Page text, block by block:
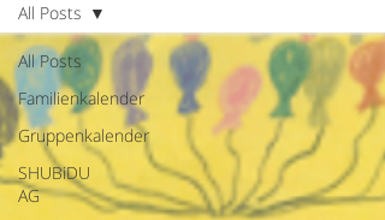
All Posts
Familienkalender
Gruppenkalender
SHUBiDU
AG
All Posts